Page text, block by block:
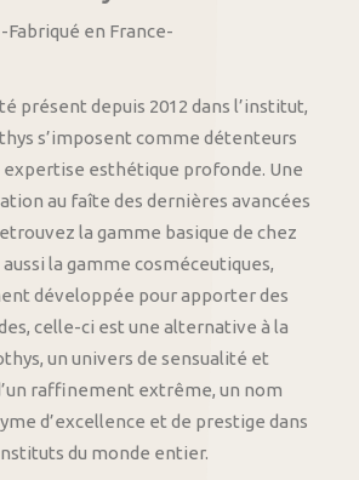
-Fabriqué en France-
présent depuis 2012 dans l’institut,
s’imposent comme détenteurs
expertise esthétique profonde. Une
au faîte des dernières avancées
la gamme basique de chez
la gamme cosméceutiques,
développée pour apporter des
celle-ci est une alternative à la
un univers de sensualité et
raffinement extrême, un nom
d’excellence et de prestige dans
du monde entier.